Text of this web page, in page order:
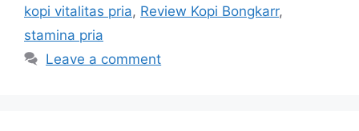
kopi vitalitas pria, Review Kopi Bongkarr,
stamina pria
Leave a comment